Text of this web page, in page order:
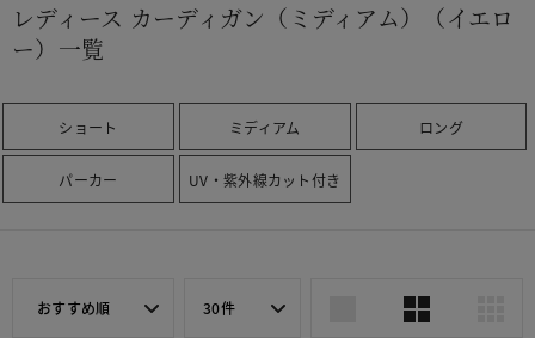
レディース カーディガン（ミディアム）（イエロ
ー）一覧
ショート ミディアム ロング
パーカー UV・紫外線カット付き
おすすめ順 30件